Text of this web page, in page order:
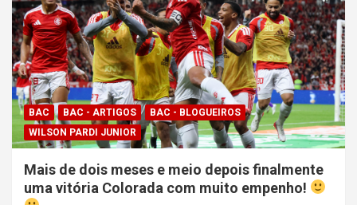
BAC BAC - ARTIGOS
BAC - BLOGUEIROS
WILSON PARDI JUNIOR
Mais de dois meses e meio depois finalmente
uma vitória Colorada com muito empenho!